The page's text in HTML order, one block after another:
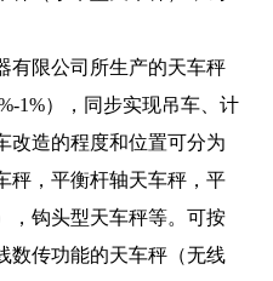
有限公司所生产的天车秤
1%），同步实现吊车、计
改造的程度和位置可分为
秤，平衡杆轴天车秤，平
，钩头型天车秤等。可按
数传功能的天车秤（无线